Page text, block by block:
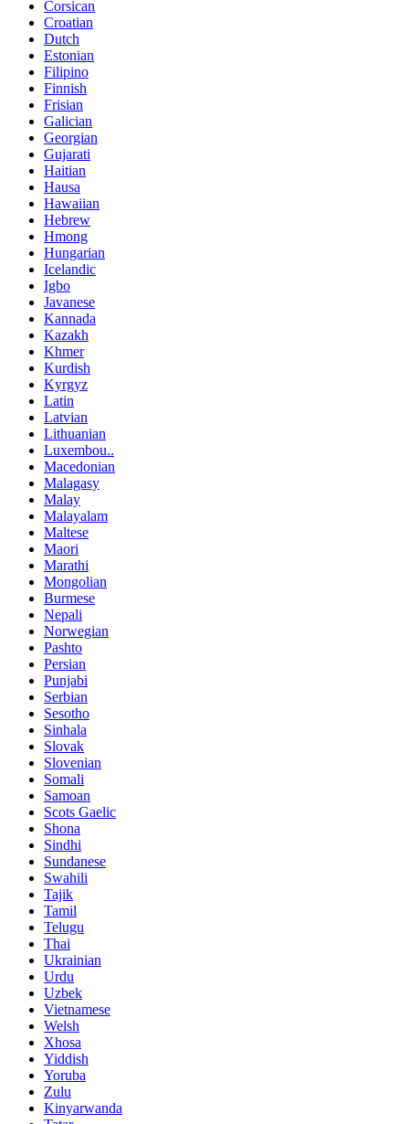
Corsican
Croatian
Dutch
Estonian
Filipino
Finnish
Frisian
Galician
Georgian
Gujarati
Haitian
Hausa
Hawaiian
Hebrew
Hmong
Hungarian
Icelandic
Igbo
Javanese
Kannada
Kazakh
Khmer
Kurdish
Kyrgyz
Latin
Latvian
Lithuanian
Luxembou..
Macedonian
Malagasy
Malay
Malayalam
Maltese
Maori
Marathi
Mongolian
Burmese
Nepali
Norwegian
Pashto
Persian
Punjabi
Serbian
Sesotho
Sinhala
Slovak
Slovenian
Somali
Samoan
Scots Gaelic
Shona
Sindhi
Sundanese
Swahili
Tajik
Tamil
Telugu
Thai
Ukrainian
Urdu
Uzbek
Vietnamese
Welsh
Xhosa
Yiddish
Yoruba
Zulu
Kinyarwanda